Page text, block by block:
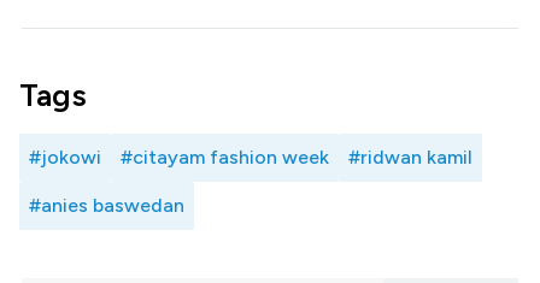
Tags
#jokowi #citayam fashion week #ridwan kamil
#anies baswedan